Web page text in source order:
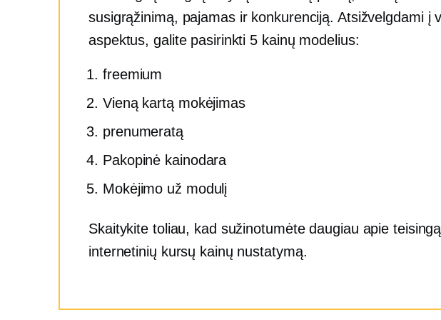
susigrąžinimą, pajamas ir konkurenciją. Atsižvelgdami į
aspektus, galite pasirinkti 5 kainų modelius:
freemium
Vieną kartąmokėjimas
prenumeratą
Pakopinė kainodara
Mokėjimo už modulį
Skaitykite toliau, kad sužinotumėte daugiau apie teisingą
internetinių kursų kainų nustatymą.